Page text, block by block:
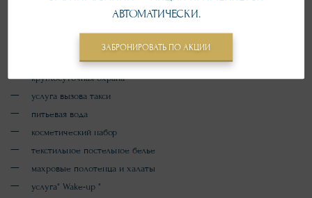
банкомат и валютомат в холле отеля
гардероб и камера хранения
уборка номера
круглосуточная охрана
услуга вызова такси
питьевая вода
косметический набор
текстильное постельное белье
махровые полотенца и халаты
услуга" Wake-up "
АВТОМАТИЧЕСКИ.
ЗАБРОНИРОВАТЬ ПО АКЦИИ